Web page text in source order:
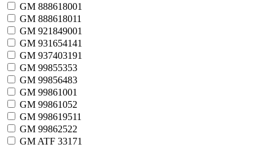
GM 888618001
GM 888618011
GM 921849001
GM 931654141
GM 937403191
GM 99855353
GM 99856483
GM 99861001
GM 99861052
GM 998619511
GM 99862522
GM ATF 33171